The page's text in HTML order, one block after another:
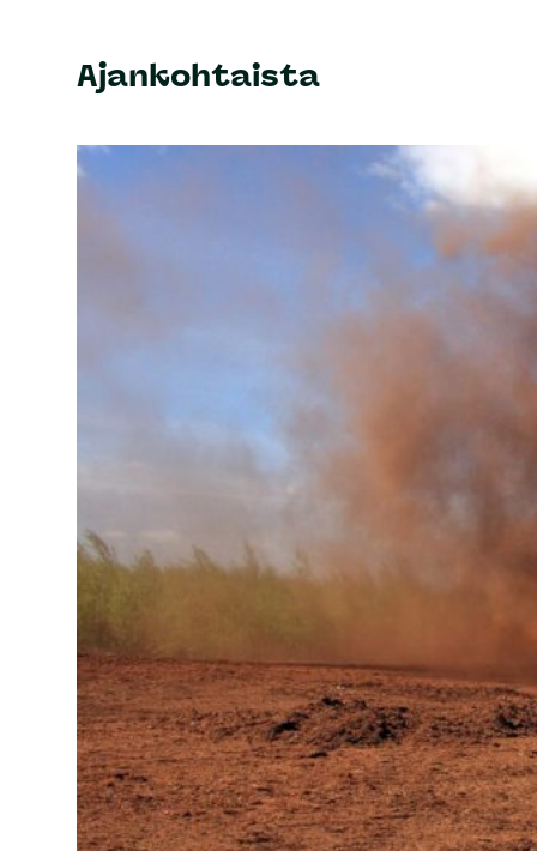
Ajankohtaista